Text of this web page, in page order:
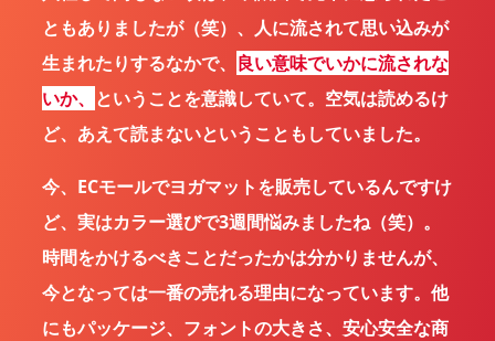
ともありましたが（笑）、人に流されて思い込みが
生まれたりするなかで、 良い意味でいかに流されな
いか、 ということを意識していて。空気は読めるけ
ど、あえて読まないということもしていました。
今、ECモールでヨガマットを販売しているんですけ
ど、実はカラー選びで3週間悩みましたね（笑）。
時間をかけるべきことだったかは分かりませんが、
今となっては一番の売れる理由になっています。他
にもパッケージ、フォントの大きさ、安心安全な商